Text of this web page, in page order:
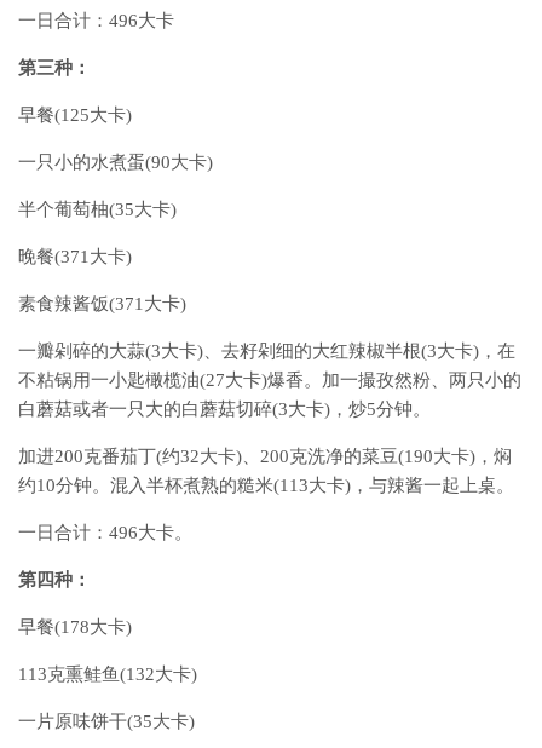
一日合计：496大卡
第三种：
早餐(125大卡)
一只小的水煮蛋(90大卡)
半个葡萄柚(35大卡)
晚餐(371大卡)
素食辣酱饭(371大卡)
一瓣剁碎的大蒜(3大卡)、去籽剁细的大红辣椒半根(3大卡)，在
不粘锅用一小匙橄榄油(27大卡)爆香。加一撮孜然粉、两只小的
白蘑菇或者一只大的白蘑菇切碎(3大卡)，炒5分钟。
加进200克番茄丁(约32大卡)、200克洗净的菜豆(190大卡)，焖
约10分钟。混入半杯煮熟的糙米(113大卡)，与辣酱一起上桌。
一日合计：496大卡。
第四种：
早餐(178大卡)
113克熏鲑鱼(132大卡)
一片原味饼干(35大卡)